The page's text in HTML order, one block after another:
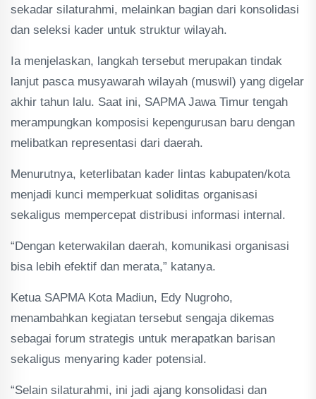
sekadar silaturahmi, melainkan bagian dari konsolidasi
dan seleksi kader untuk struktur wilayah.
Ia menjelaskan, langkah tersebut merupakan tindak
lanjut pasca musyawarah wilayah (muswil) yang digelar
akhir tahun lalu. Saat ini, SAPMA Jawa Timur tengah
merampungkan komposisi kepengurusan baru dengan
melibatkan representasi dari daerah.
Menurutnya, keterlibatan kader lintas kabupaten/kota
menjadi kunci memperkuat soliditas organisasi
sekaligus mempercepat distribusi informasi internal.
“Dengan keterwakilan daerah, komunikasi organisasi
bisa lebih efektif dan merata,” katanya.
Ketua SAPMA Kota Madiun, Edy Nugroho,
menambahkan kegiatan tersebut sengaja dikemas
sebagai forum strategis untuk merapatkan barisan
sekaligus menyaring kader potensial.
“Selain silaturahmi, ini jadi ajang konsolidasi dan